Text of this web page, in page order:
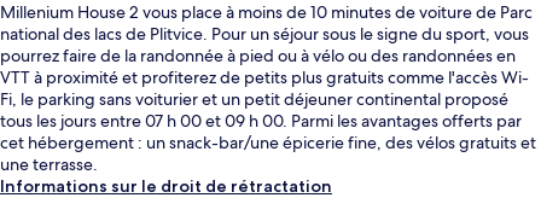
Millenium House 2 vous place à moins de 10 minutes de voiture de Parc
national des lacs de Plitvice. Pour un séjour sous le signe du sport, vous
pourrez faire de la randonnée à pied ou à vélo ou des randonnées en
VTT à proximité et profiterez de petits plus gratuits comme l'accès Wi-
Fi, le parking sans voiturier et un petit déjeuner continental proposé
tous les jours entre 07 h 00 et 09 h 00. Parmi les avantages offerts par
cet hébergement : un snack-bar/une épicerie fine, des vélos gratuits et
une terrasse.
Informations sur le droit de rétractation